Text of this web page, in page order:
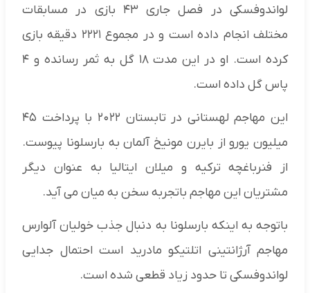
لواندوفسکی در فصل جاری ۴۳ بازی در مسابقات
مختلف انجام داده است و در مجموع ۲۲۲۱ دقیقه بازی
کرده است. او در این مدت ۱۸ گل به ثمر رسانده و ۴
پاس گل داده است.
این مهاجم لهستانی در تابستان ۲۰۲۲ با پرداخت ۴۵
میلیون یورو از بایرن مونیخ آلمان به بارسلونا پیوست.
از فنرباغچه ترکیه و میلان ایتالیا به عنوان دیگر
مشتریان این مهاجم باتجربه سخن به میان می آید.
باتوجه به اینکه بارسلونا به دنبال جذب خولیان آلوارس
مهاجم آرژانتینی اتلتیکو مادرید است احتمال جدایی
لواندوفسکی تا حدود زیاد قطعی شده است.